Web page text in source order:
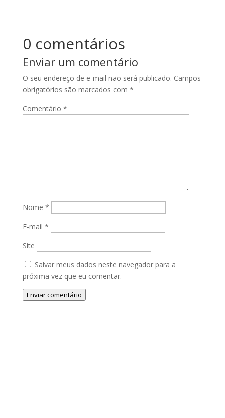
0 comentários
Enviar um comentário
O seu endereço de e-mail não será publicado. Campos
obrigatórios são marcados com *
Comentário *
Nome *
E-mail *
Site
Salvar meus dados neste navegador para a
próxima vez que eu comentar.
Enviar comentário